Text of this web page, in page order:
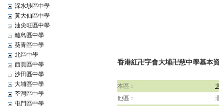
深水埗區中學
黃大仙區中學
油尖旺區中學
離島區中學
葵青區中學
北區中學
西頁區中學
沙田區中學
大埔區中學
荃灣區中學
屯門區中學
香港紅卍字會大埔卍慈中學基本
本區：
他區：